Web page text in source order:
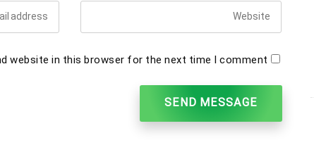
website in this browser for the next time I comment.